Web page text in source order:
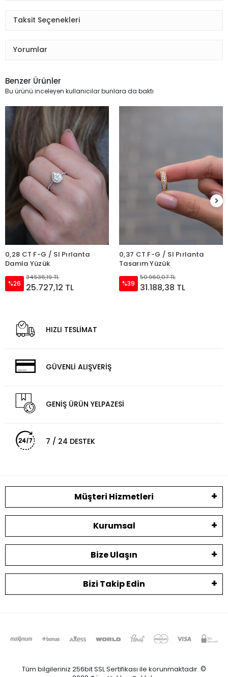
Taksit Seçenekleri
Yorumlar
Benzer Ürünler
Bu ürünü inceleyen kullanıcılar bunlara da baktı
0,28 CT F-G / SI Pırlanta
Damla Yüzük
%26
34.536,19 TL
25.727,12 TL
0,37 CT F-G / SI Pırlanta
Tasarım Yüzük
%39
50.960,07 TL
31.188,38 TL
HIZLI TESLİMAT
GÜVENLİ ALIŞVERİŞ
GENİŞ ÜRÜN YELPAZESİ
7 / 24 DESTEK
Müşteri Hizmetleri
Kurumsal
Bize Ulaşın
Bizi Takip Edin
Tüm bilgileriniz 256bit SSL Sertifikası ile korunmaktadır. ©